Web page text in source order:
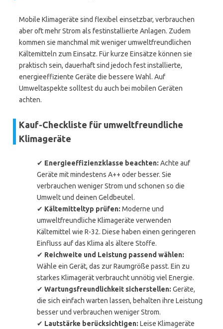
Mobile Klimageräte sind flexibel einsetzbar, verbrauchen
aber oft mehr Strom als festinstallierte Anlagen. Zudem
kommen sie manchmal mit weniger umweltfreundlichen
Kältemitteln zum Einsatz. Für kurze Einsätze können sie
praktisch sein, dauerhaft sind jedoch fest installierte,
energieeffiziente Geräte die bessere Wahl. Auf
Umweltaspekte solltest du auch bei mobilen Geräten
achten.
Kauf-Checkliste für umweltfreundliche
Klimageräte
✔ Energieeffizienzklasse beachten: Achte auf
Geräte mit mindestens A++ oder besser. Sie
verbrauchen weniger Strom und schonen so die
Umwelt und deinen Geldbeutel.
✔ Kältemitteltyp prüfen: Moderne und
umweltfreundliche Klimageräte verwenden
Kältemittel wie R-32. Diese haben einen geringeren
Einfluss auf das Klima als ältere Stoffe.
✔ Reichweite und Leistung passend wählen:
Wähle ein Gerät, das zur Raumgröße passt. Ein zu
starkes Klimagerät verbraucht unnötig viel Energie.
✔ Wartungsfreundlichkeit sicherstellen: Geräte,
die sich einfach warten lassen, behalten ihre Leistung
besser und verbrauchen weniger Strom.
✔ Lautstärke berücksichtigen: Leise Klimageräte